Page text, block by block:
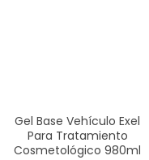
Gel Base Vehículo Exel
Para Tratamiento
Cosmetológico 980ml